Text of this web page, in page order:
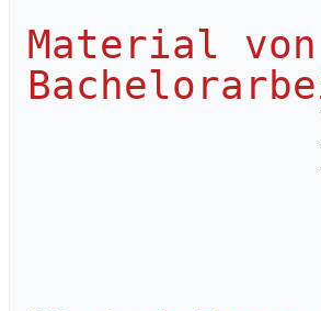
Material von